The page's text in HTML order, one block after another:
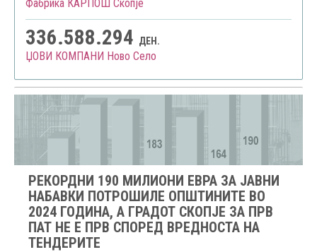
Фабрика КАРПОШ Скопје
336.588.294 ДЕН.
ЏОВИ КОМПАНИ Ново Село
РЕКОРДНИ 190 МИЛИОНИ ЕВРА ЗА ЈАВНИ
НАБАВКИ ПОТРОШИЛЕ ОПШТИНИТЕ ВО
2024 ГОДИНА, А ГРАДОТ СКОПЈЕ ЗА ПРВ
ПАТ НЕ Е ПРВ СПОРЕД ВРЕДНОСТА НА
ТЕНДЕРИТЕ